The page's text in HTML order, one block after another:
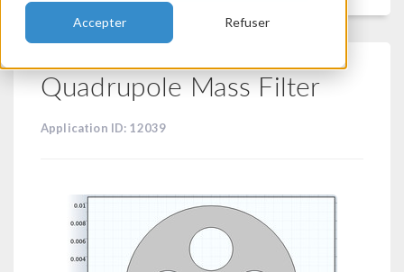
Accepter Refuser
Quadrupole Mass Filter
Application ID: 12039